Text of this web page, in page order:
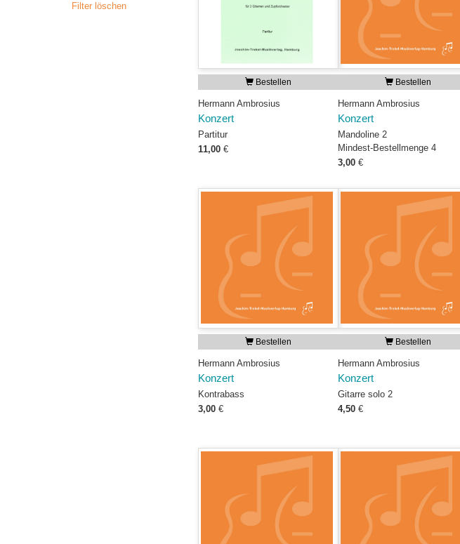
Filter löschen
Bestellen
Hermann Ambrosius
Konzert
Partitur
11,00 €
Bestellen
Hermann Ambrosius
Konzert
Mandoline 2
Mindest-Bestellmenge 4
3,00 €
Bestellen
Hermann Ambrosius
Konzert
Kontrabass
3,00 €
Bestellen
Hermann Ambrosius
Konzert
Gitarre solo 2
4,50 €